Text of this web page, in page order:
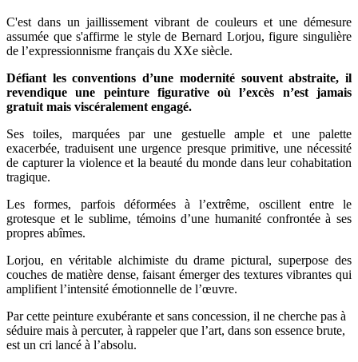
C'est dans un jaillissement vibrant de couleurs et une démesure
assumée que s'affirme le style de Bernard Lorjou, figure singulière
de l’expressionnisme français du XXe siècle.
Défiant les conventions d’une modernité souvent abstraite, il
revendique une peinture figurative où l’excès n’est jamais
gratuit mais viscéralement engagé.
Ses toiles, marquées par une gestuelle ample et une palette
exacerbée, traduisent une urgence presque primitive, une nécessité
de capturer la violence et la beauté du monde dans leur cohabitation
tragique.
Les formes, parfois déformées à l’extrême, oscillent entre le
grotesque et le sublime, témoins d’une humanité confrontée à ses
propres abîmes.
Lorjou, en véritable alchimiste du drame pictural, superpose des
couches de matière dense, faisant émerger des textures vibrantes qui
amplifient l’intensité émotionnelle de l’œuvre.
Par cette peinture exubérante et sans concession, il ne cherche pas à
séduire mais à percuter, à rappeler que l’art, dans son essence brute,
est un cri lancé à l’absolu.